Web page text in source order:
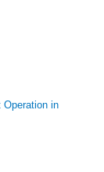
Operation in